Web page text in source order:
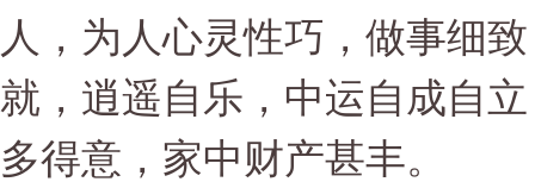
人，为人心灵性巧，做事细
就，逍遥自乐，中运自成自
多得意，家中财产甚丰。